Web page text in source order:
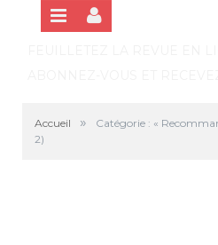
Accueil » Catégorie : «
2)